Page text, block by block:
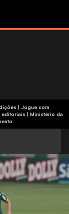
editoriais | Ministério da